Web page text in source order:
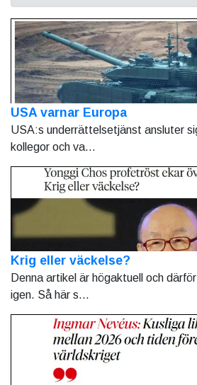
USA varnar Europa
USA:s underrättelsetjänst ansluter
kollegor och va...
Krig eller väckelse?
Denna artikel är högaktuell och
igen. Så här s...